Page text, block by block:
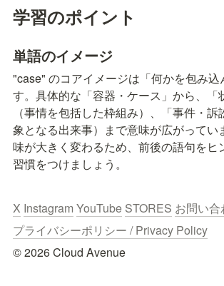
学習のポイント
単語のイメージ
"case" のコアイメージは「何かを包み込
す。具体的な「容器・ケース」から、「
（事情を包括した枠組み）、「事件・
象となる出来事）まで意味が広がってい
味が大きく変わるため、前後の語句をヒ
習慣をつけましょう。
X Instagram YouTube STORES お問い合
プライバシーポリシー / Privacy Policy
© 2026 Cloud Avenue